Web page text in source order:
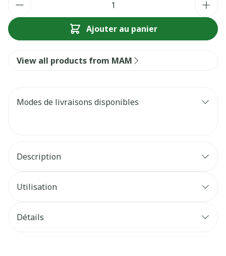
Ajouter au panier
View all products from MAM
Modes de livraisons disponibles
Description
Utilisation
Détails